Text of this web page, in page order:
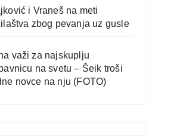
i Vraneš na meti
zbog pevanja uz gusle
važi za najskuplju
na svetu – Šeik troši
novce na nju (FOTO)